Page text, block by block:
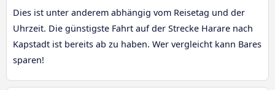
Dies ist unter anderem abhängig vom Reisetag und der
Uhrzeit. Die günstigste Fahrt auf der Strecke Harare nach
Kapstadt ist bereits ab zu haben. Wer vergleicht kann Bares
sparen!